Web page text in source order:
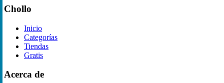
Chollo
Inicio
Categorías
Tiendas
Gratis
Acerca de